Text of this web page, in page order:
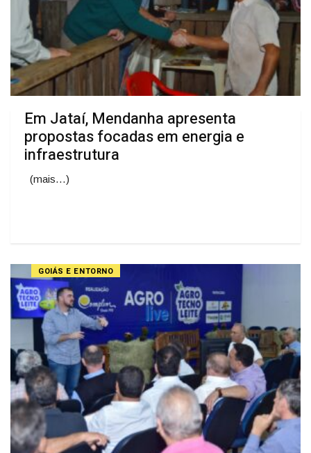
Em Jataí, Mendanha apresenta
propostas focadas em energia e
infraestrutura
(mais…)
GOIÁS E ENTORNO